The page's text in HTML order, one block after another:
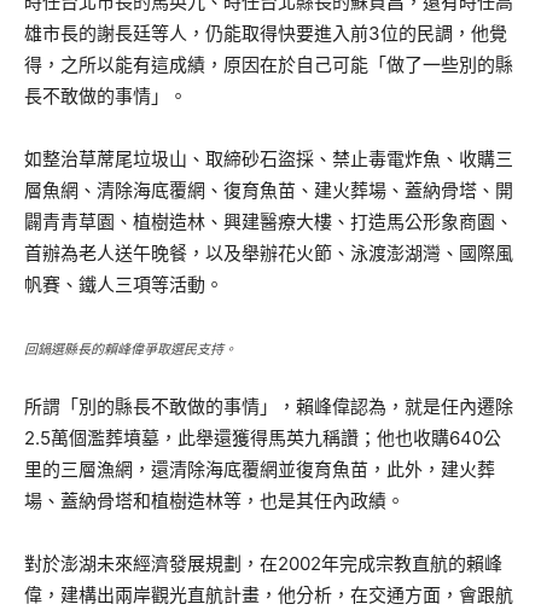
雄市長的謝長廷等人，仍能取得快要進入前3位的民調，他覺
得，之所以能有這成績，原因在於自己可能「做了一些別的縣
長不敢做的事情」。
如整治草蓆尾垃圾山、取締砂石盜採、禁止毒電炸魚、收購三
層魚網、清除海底覆網、復育魚苗、建火葬場、蓋納骨塔、開
闢青青草園、植樹造林、興建醫療大樓、打造馬公形象商園、
首辦為老人送午晚餐，以及舉辦花火節、泳渡澎湖灣、國際風
帆賽、鐵人三項等活動。
回鍋選縣長的賴峰偉爭取選民支持。
所謂「別的縣長不敢做的事情」，賴峰偉認為，就是任內遷除
2.5萬個濫葬墳墓，此舉還獲得馬英九稱讚；他也收購640公
里的三層漁網，還清除海底覆網並復育魚苗，此外，建火葬
場、蓋納骨塔和植樹造林等，也是其任內政績。
對於澎湖未來經濟發展規劃，在2002年完成宗教直航的賴峰
偉，建構出兩岸觀光直航計畫，他分析，在交通方面，會跟航